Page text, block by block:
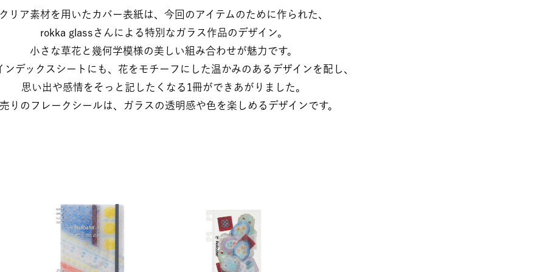
リア素材を用いたカバー表紙は、今回のアイテムのために作られた、​​
rokka glassさんによる特別なガラス作品のデザイン。​​
小さな草花と幾何学模様の美しい組み合わせが魅力です。​​
ンデックスシートにも、花をモチーフにした温かみのあるデザインを配し、​​
思い出や感情をそっと記したくなる1冊ができあがりました。​​
りのフレークシールは、ガラスの透明感や色を楽しめるデザインです。